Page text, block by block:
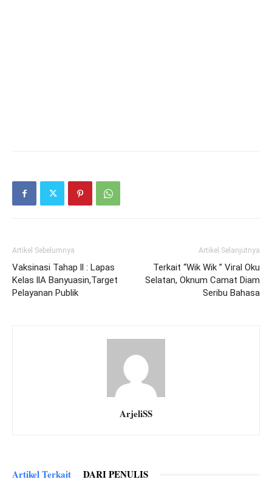
Artikel Sebelumnya
Vaksinasi Tahap ll : Lapas
Kelas llA Banyuasin,Target
Pelayanan Publik
Artikel Selanjutnya
Terkait “Wik Wik ” Viral Oku
Selatan, Oknum Camat Diam
Seribu Bahasa
ArjeliSS
Artikel Terkait DARI PENULIS